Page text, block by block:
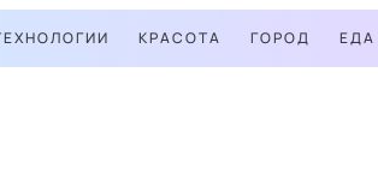
КРАСОТА ГОРОД ЕДА